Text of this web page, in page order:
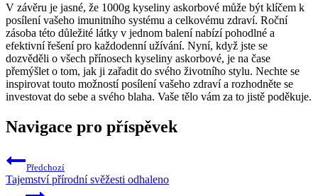
V závěru je jasné, že 1000g kyseliny askorbové může být klíčem k
posílení vašeho imunitního systému a celkovému zdraví. Roční
zásoba této důležité látky v jednom balení nabízí pohodlné a
efektivní řešení pro každodenní užívání. Nyní, když jste se
dozvěděli o všech přínosech kyseliny askorbové, je na čase
přemýšlet o tom, jak ji zařadit do svého životního stylu. Nechte se
inspirovat touto možností posílení vašeho zdraví a rozhodněte se
investovat do sebe a svého blaha. Vaše tělo vám za to jistě poděkuje.
Navigace pro příspěvek
Předchozí
Tajemství přírodní svěžesti odhaleno